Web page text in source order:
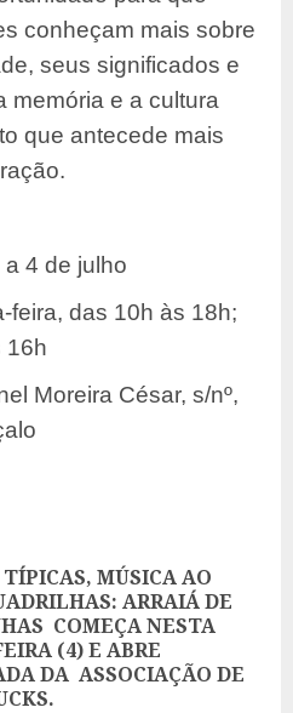
conheçam mais sobre
seus significados e
memória e a cultura
que antecede mais
4 de julho
feira, das 10h às 18h;
16h
Moreira César, s/nº,
MÚSICA AO
ARRAIÁ DE
COMEÇA NESTA
(4) E ABRE
DA ASSOCIAÇÃO DE